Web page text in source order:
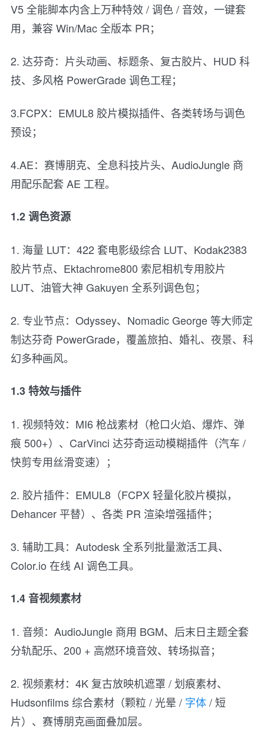
V5 全能脚本内含上万种特效 / 调色 / 音效，一键套
用，兼容 Win/Mac 全版本 PR；
2. 达芬奇：片头动画、标题条、复古胶片、HUD 科
技、多风格 PowerGrade 调色工程；
3.FCPX：EMUL8 胶片模拟插件、各类转场与调色
预设；
4.AE：赛博朋克、全息科技片头、AudioJungle 商
用配乐配套 AE 工程。
1.2 调色资源
1. 海量 LUT：422 套电影级综合 LUT、Kodak2383
胶片节点、Ektachrome800 索尼相机专用胶片
LUT、油管大神 Gakuyen 全系列调色包；
2. 专业节点：Odyssey、Nomadic George 等大师定
制达芬奇 PowerGrade，覆盖旅拍、婚礼、夜景、科
幻多种画风。
1.3 特效与插件
1. 视频特效：MI6 枪战素材（枪口火焰、爆炸、弹
痕 500+）、CarVinci 达芬奇运动模糊插件（汽车 /
快剪专用丝滑变速）；
2. 胶片插件：EMUL8（FCPX 轻量化胶片模拟，
Dehancer 平替）、各类 PR 渲染增强插件；
3. 辅助工具：Autodesk 全系列批量激活工具、
Color.io 在线 AI 调色工具。
1.4 音视频素材
1. 音频：AudioJungle 商用 BGM、后末日主题全套
分轨配乐、200 + 高燃环境音效、转场拟音；
2. 视频素材：4K 复古放映机遮罩 / 划痕素材、
Hudsonfilms 综合素材（颗粒 / 光晕 / 字体/ 短
片）、赛博朋克画面叠加层。